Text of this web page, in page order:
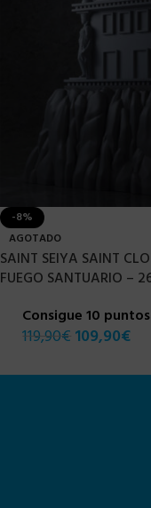
-8%
AGOTADO
SAINT SEIYA SAINT
FUEGO SANTUARIO –
Consigue 10
119,90€ 109,90€